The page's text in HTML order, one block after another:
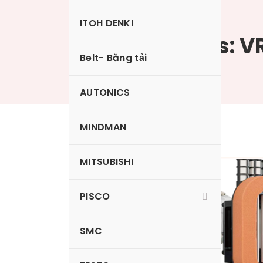
ITOH DENKI
Belt- Băng tải
AUTONICS
MINDMAN
MITSUBISHI
PISCO
SMC
Tag Archives: